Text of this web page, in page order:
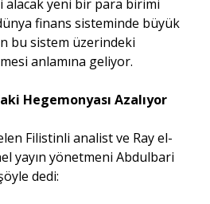
Sağlık
alacak yeni bir para birimi
finans sisteminde büyük
bu sistem üzerindeki
anlamına geliyor.
Hegemonyası Azalıyor
Filistinli analist ve Ray el-
yayın yönetmeni Abdulbari
dedi: